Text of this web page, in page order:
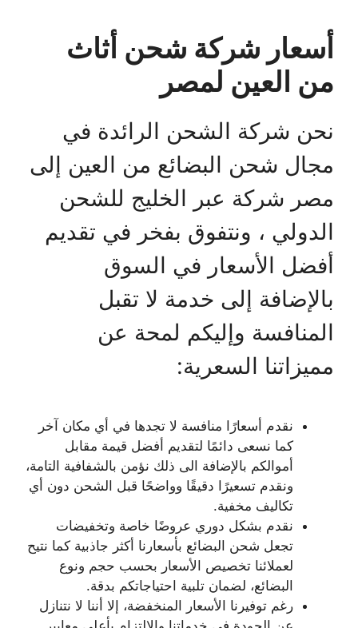
أسعار شركة شحن أثاث
من العين لمصر
نحن شركة الشحن الرائدة في
مجال شحن البضائع من العين إلى
مصر شركة عبر الخليج للشحن
الدولي ، ونتفوق بفخر في تقديم
أفضل الأسعار في السوق
بالإضافة إلى خدمة لا تقبل
المنافسة وإليكم لمحة عن
مميزاتنا السعرية:
نقدم أسعارًا منافسة لا تجدها في أي مكان آخر
كما نسعى دائمًا لتقديم أفضل قيمة مقابل
أموالكم بالإضافة الى ذلك نؤمن بالشفافية التامة،
ونقدم تسعيرًا دقيقًا وواضحًا قبل الشحن دون أي
تكاليف مخفية.
نقدم بشكل دوري عروضًا خاصة وتخفيضات
تجعل شحن البضائع بأسعارنا أكثر جاذبية كما نتيح
لعملائنا تخصيص الأسعار بحسب حجم ونوع
البضائع، لضمان تلبية احتياجاتكم بدقة.
رغم توفيرنا الأسعار المنخفضة، إلا أننا لا نتنازل